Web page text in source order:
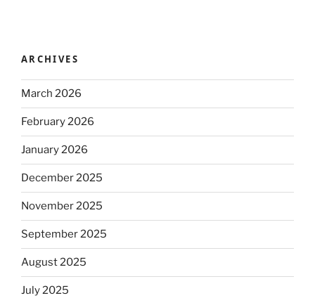
ARCHIVES
March 2026
February 2026
January 2026
December 2025
November 2025
September 2025
August 2025
July 2025